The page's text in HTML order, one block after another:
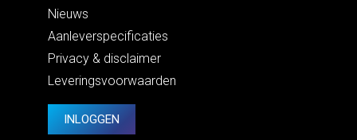
Nieuws
Aanleverspecificaties
Privacy & disclaimer
Leveringsvoorwaarden
INLOGGEN